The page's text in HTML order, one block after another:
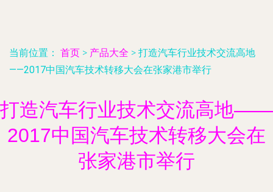
当前位置： 首页 > 产品大全 > 打造汽车行业技术交流高地
——2017中国汽车技术转移大会在张家港市举行
打造汽车行业技术交流高地——
2017中国汽车技术转移大会在
张家港市举行